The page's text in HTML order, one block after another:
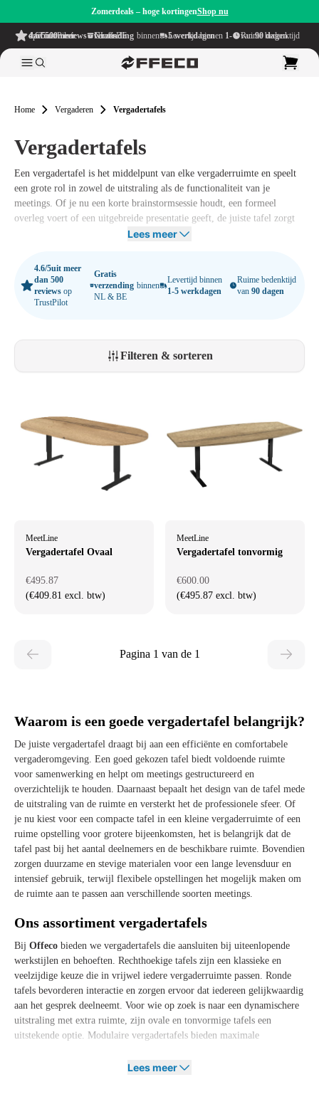
Zomerdeals – hoge kortingenShop nu
4.6/5
uit meer dan 500 reviews
op TrustPilot Gratis verzending
binnen NL & BE Levertijd binnen
1-5 werkdagen Ruime bedenktijd van90 dagen
Home Vergaderen Vergadertafels
Vergadertafels
Een vergadertafel is het middelpunt van elke vergaderruimte en speelt
een grote rol in zowel de uitstraling als de functionaliteit van je
meetings. Of je nu een korte brainstormsessie houdt, een formeel
overleg voert of een uitgebreide presentatie geeft, de juiste tafel zorgt
voor een prettige en professionele setting. Bij
zodat je altijd een model vindt dat perfect bij jouw werkplek past.
Lees meer
4.6/5uit meer
dan 500
reviews op
TrustPilot
Gratis
verzending binnen
NL & BE
Levertijd binnen
1-5 werkdagen
Ruime bedenktijd
van90 dagen
Filteren & sorteren
MeetLine
Vergadertafel Ovaal
€495.87
(€409.81 excl. btw)
MeetLine
Vergadertafel tonvormig
€600.00
(€495.87 excl. btw)
Pagina 1 van de 1
Waarom is een goede vergadertafel belangrijk?
De juiste vergadertafel draagt bij aan een efficiënte en comfortabele
vergaderomgeving. Een goed gekozen tafel biedt voldoende ruimte
voor samenwerking en helpt om meetings gestructureerd en
overzichtelijk te houden. Daarnaast bepaalt het design van de tafel mede
de uitstraling van de ruimte en versterkt het de professionele sfeer. Of
je nu kiest voor een compacte tafel in een kleine vergaderruimte of een
ruime opstelling voor grotere bijeenkomsten, het is belangrijk dat de
tafel past bij het aantal deelnemers en de beschikbare ruimte. Bovendien
zorgen duurzame en stevige materialen voor een lange levensduur en
intensief gebruik, terwijl flexibele opstellingen het mogelijk maken om
de ruimte aan te passen aan verschillende soorten meetings.
Ons assortiment vergadertafels
Bij Offeco bieden we vergadertafels die aansluiten bij uiteenlopende
werkstijlen en behoeften. Rechthoekige tafels zijn een klassieke en
veelzijdige keuze die in vrijwel iedere vergaderruimte passen. Ronde
tafels bevorderen interactie en zorgen ervoor dat iedereen gelijkwaardig
aan het gesprek deelneemt. Voor wie op zoek is naar een dynamischere
uitstraling met extra ruimte, zijn ovale en tonvormige tafels een
uitstekende optie. Modulaire vergadertafels bieden maximale
verschillende opstellingen. Daarnaast zijn er sta-vergadertafels, die een
Lees meer